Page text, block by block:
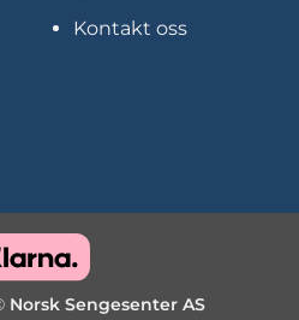
Kontakt oss
Norsk Sengesenter AS